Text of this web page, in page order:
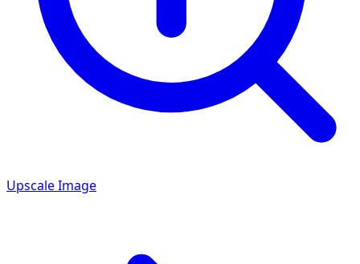
Upscale Image